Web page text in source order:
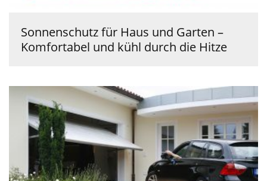
Sonnenschutz für Haus und Garten –
Komfortabel und kühl durch die Hitze